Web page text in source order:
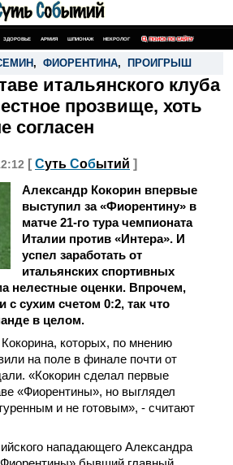
ЗДОРОВЬЕ АРМИЯ ШПИОНАЖ НЕКРОЛОГ ПОИСК ПО САЙТУ
, ФИОРЕНТИНА, ПРОИГРЫШ
итальянского клуба
прозвище, хоть
согласен
[ Суть Событий ]
Александр Кокорин впервые
выступил за «Фиорентину» в
матче 21-го тура чемпионата
Италии против «Интера». И
успел заработать от
итальянских спортивных
нелестные оценки. Впрочем,
с сухим счетом 0:2, так что
в целом.
которых, по мнению
на поле в финале почти от
«Кокорин сделал первые
«Фиорентины», но выглядел
и не готовым», - считают
нападающего Александра